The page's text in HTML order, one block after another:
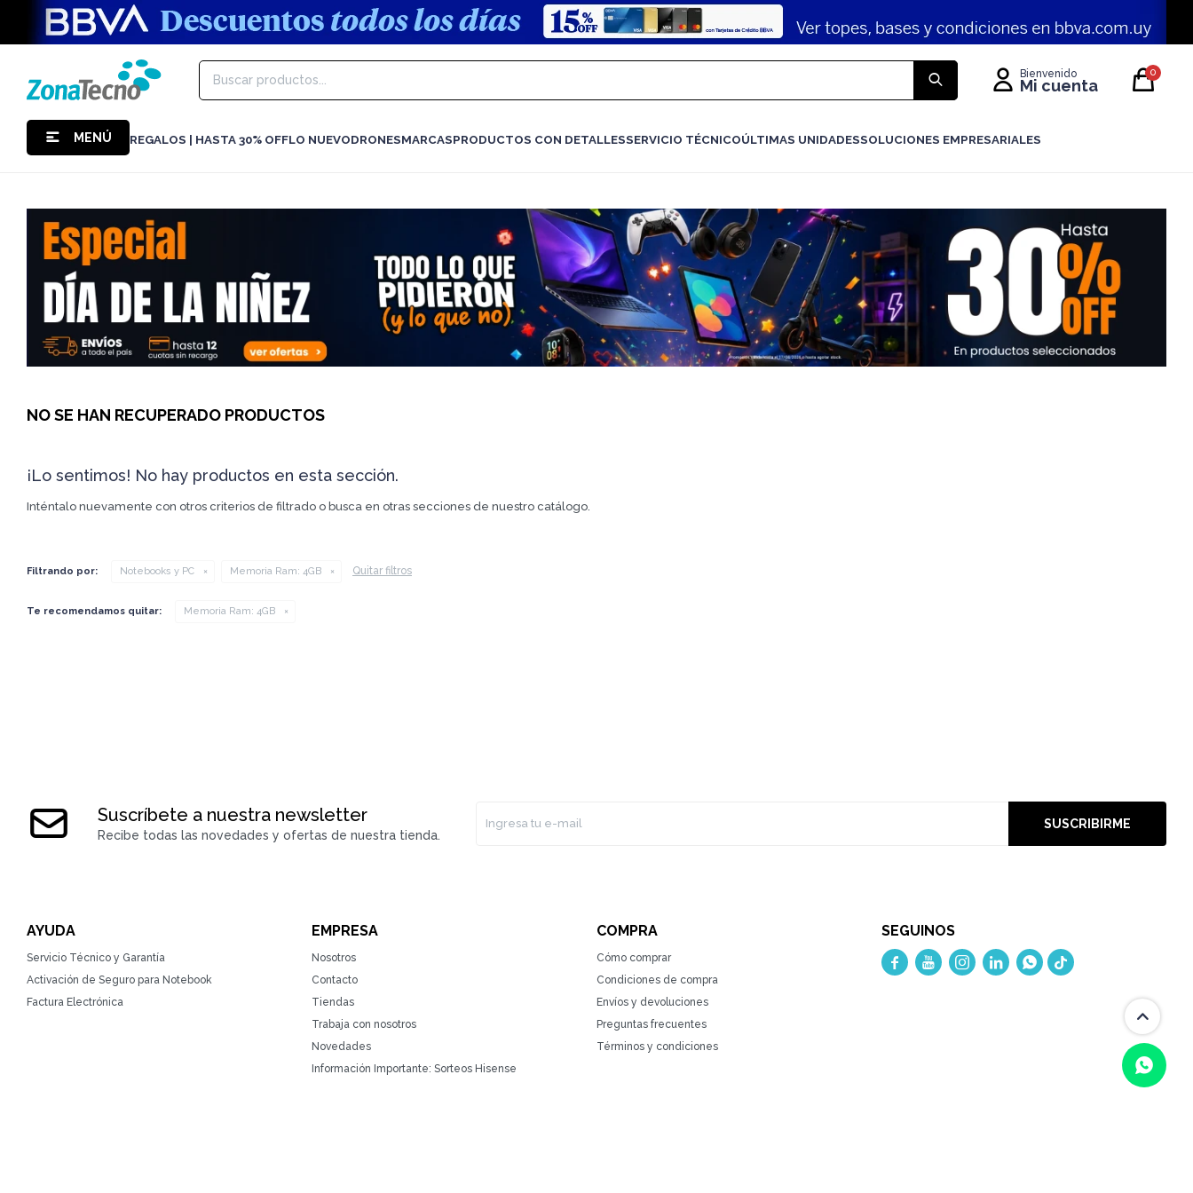
MENÚ REGALOS | HASTA 30% OFFLO NUEVODRONESMARCASPRODUCTOS CON DETALLESSERVICIO TÉCNICOÚLTIMAS UNIDADESSOLUCIONES EMPRESARIALES
0
NO SE HAN RECUPERADO PRODUCTOS
¡Lo sentimos! No hay productos en esta sección.
Inténtalo nuevamente con otros criterios de filtrado o busca en otras secciones de nuestro catálogo.
Filtrando por: Notebooks y PC Memoria Ram: 4GB Quitar filtros
Te recomendamos quitar: Memoria Ram: 4GB
Suscríbete a nuestra newsletter
Recibe todas las novedades y ofertas de nuestra tienda.
SUSCRIBIRME
AYUDA
Servicio Técnico y Garantía
Activación de Seguro para Notebook
Factura Electrónica
EMPRESA
Nosotros
Contacto
Tiendas
Trabaja con nosotros
Novedades
Información Importante: Sorteos Hisense
COMPRA
Cómo comprar
Condiciones de compra
Envíos y devoluciones
Preguntas frecuentes
Términos y condiciones
SEGUINOS
    